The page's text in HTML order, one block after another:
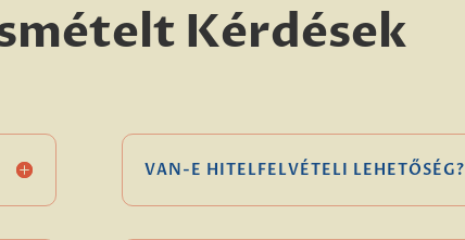
Kérdések
VAN-E HITELFELVÉTELI LEHETŐSÉG?